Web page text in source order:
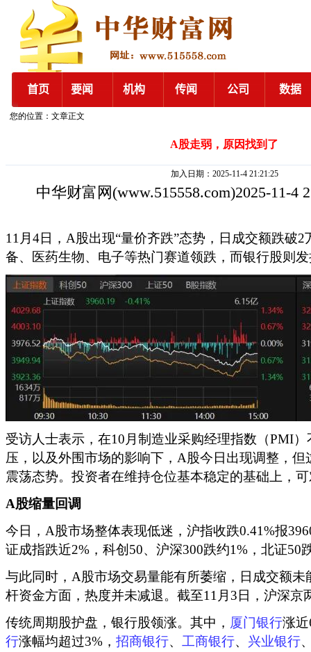
您的位置：文章正文
A股走弱，原因找到了
加入日期：2025-11-4 21:21:25
中华财富网 (www.515558.com)2025-11-4
11月4日，A股出现“量价齐跌”态势，日成交额跌破
备、医药生物、电子等热门赛道领跌，而银行股则
受访人士表示，在10月制造业采购经理指数（PMI
压，以及外围市场的影响下，A股今日出现调整，
震荡态势。投资者在维持仓位基本稳定的基础上，
A股缩量回调
今日，A股市场整体表现低迷，沪指收跌0.41%报
证成指跌近2%，科创50、沪深300跌约1%，北证50
与此同时，A股市场交易量能有所萎缩，日成交额
杆资金方面，热度并未减退。截至11月3日，沪深京
传统周期股护盘，银行股领涨。其中， 厦门银行涨
行涨幅均超过3%， 招商银行、 工商银行、 兴业银行